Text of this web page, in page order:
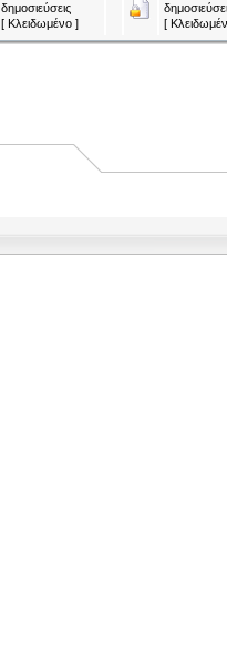
δημοσιεύσεις
[ Κλειδωμένο ]
[